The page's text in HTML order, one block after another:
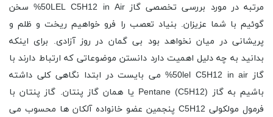
مرتبه در مورد بررسی تخصصی گاز 50LEL C5H12 in Air% سخن
گوئیم با شما عزیزان. بنیاد تعصب را فرو خواهیم ریخت و ظلم و
پریشانی در میان نخواهد بود بی گمان در روز آزادی. برای اینکه
بدانید به چه دلیل اهمیت دارد دانستن موضوعاتی که ارتباط دارند با
گاز 50lel C5H12 in air% می بایست در ابتدا نگاهی کلی داشته
باشیم به گاز Pentane (C5H12) یا همان گاز پنتان. گاز پنتان با
فرمول مولکولی C5H12 پنجمین عضو خانواده آلکان ها محسوب می